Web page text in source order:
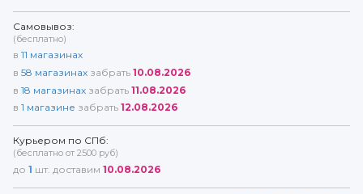
Самовывоз:
(бесплатно)
в 11 магазинах
в 58 магазинах забрать 10.08.2026
в 18 магазинах забрать 11.08.2026
в 1 магазине забрать 12.08.2026
Курьером по СПб:
(бесплатно от 2500 руб)
до 1 шт. доставим 10.08.2026